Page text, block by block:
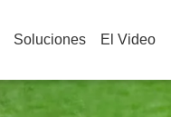
Soluciones El Video